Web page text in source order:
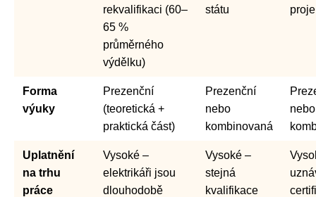
rekvalifikaci (60–
65 %
průměrného
výdělku)
státu
Forma
výuky
Prezenční
(teoretická +
praktická část)
Prezenční
nebo
kombinovaná
Uplatnění
na trhu
práce
Vysoké –
elektrikáři jsou
dlouhodobě
Vysoké –
stejná
kvalifikace